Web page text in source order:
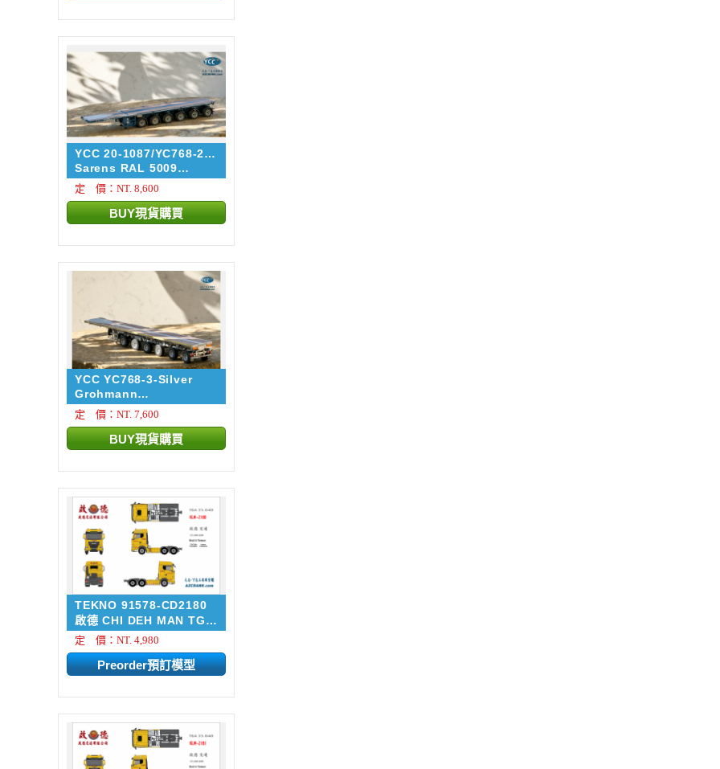
YCC 20-1087/YC768-2-
5009
Sarens RAL 5009
NOOTEBOO...
定 價：NT. 8,600
YCC YC768-3-Silver
Grohmann
NOOTEBOOM EUROT...
定 價：NT. 7,600
TEKNO 91578-CD2180
啟德 CHI DEH MAN TGX
33....
定 價：NT. 4,980